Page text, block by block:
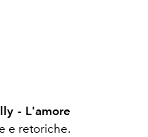
- L'amore
e retoriche.